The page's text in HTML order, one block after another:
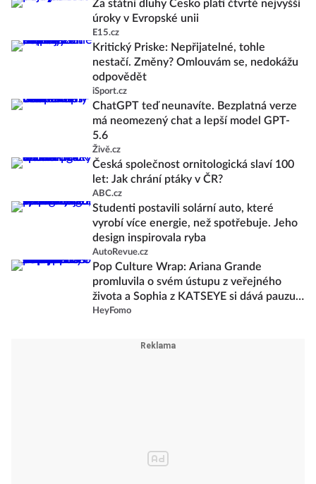
Za státní dluhy Česko platí čtvrté nejvyšší
úroky v Evropské unii
E15.cz
Kritický Priske: Nepřijatelné, tohle
nestačí. Změny? Omlouvám se, nedokážu
odpovědět
iSport.cz
ChatGPT teď neunavíte. Bezplatná verze
má neomezený chat a lepší model GPT-
5.6
Živě.cz
Česká společnost ornitologická slaví 100
let: Jak chrání ptáky v ČR?
ABC.cz
Studenti postavili solární auto, které
vyrobí více energie, než spotřebuje. Jeho
design inspirovala ryba
AutoRevue.cz
Pop Culture Wrap: Ariana Grande
promluvila o svém ústupu z veřejného
života a Sophia z KATSEYE si dává pauzu
od skupiny
HeyFomo